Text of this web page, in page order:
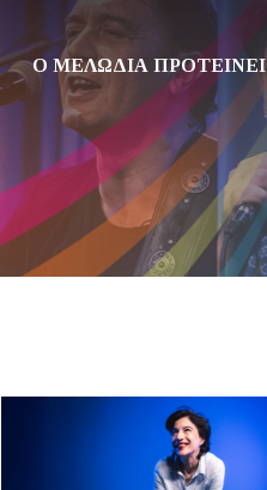
Ο ΜΕΛΩΔΙΑ ΠΡΟΤΕΙΝΕΙ